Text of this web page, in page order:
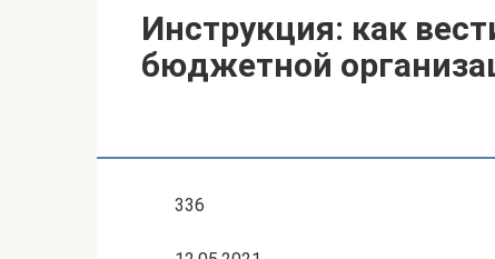
Инструкция: как
бюджетной
336